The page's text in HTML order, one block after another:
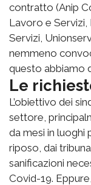
contratto (Anip
Lavoro e Servizi,
Servizi,
nemmeno
questo abbiamo
Le
L’obiettivo dei
settore,
da mesi in luoghi
riposo, dai
sanificazioni
Covid-19.